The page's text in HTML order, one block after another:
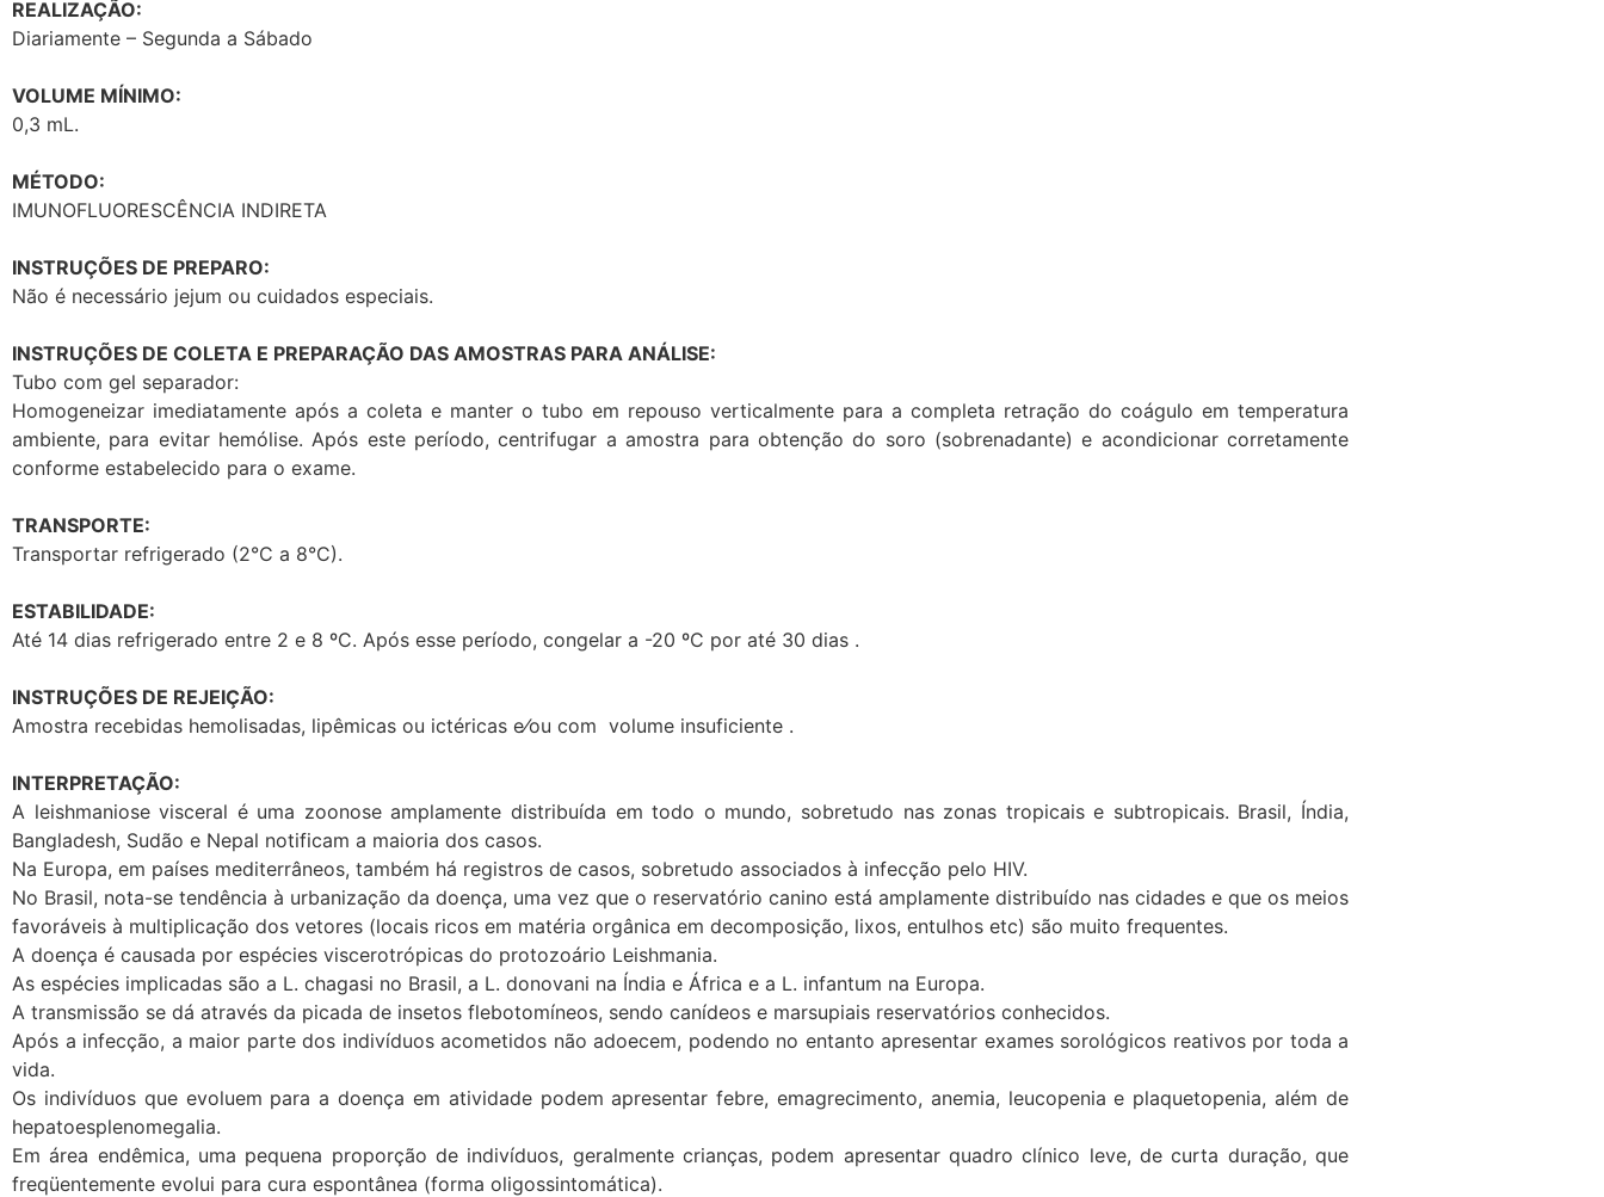
REALIZAÇÃO:
Diariamente – Segunda a Sábado
VOLUME MÍNIMO:
0,3 mL.
MÉTODO:
IMUNOFLUORESCÊNCIA INDIRETA
INSTRUÇÕES DE PREPARO:
Não é necessário jejum ou cuidados especiais.
INSTRUÇÕES DE COLETA E PREPARAÇÃO DAS AMOSTRAS PARA ANÁLISE:
Tubo com gel separador:
Homogeneizar imediatamente após a coleta e manter o tubo em repouso verticalmente para a completa retração do coágulo em temperatura
ambiente, para evitar hemólise. Após este período, centrifugar a amostra para obtenção do soro (sobrenadante) e acondicionar corretamente
conforme estabelecido para o exame.
TRANSPORTE:
Transportar refrigerado (2°C a 8°C).
ESTABILIDADE:
Até 14 dias refrigerado entre 2 e 8 ºC. Após esse período, congelar a -20 ºC por até 30 dias .
INSTRUÇÕES DE REJEIÇÃO:
Amostra recebidas hemolisadas, lipêmicas ou ictéricas e⁄ou com volume insuficiente .
INTERPRETAÇÃO:
A leishmaniose visceral é uma zoonose amplamente distribuída em todo o mundo, sobretudo nas zonas tropicais e subtropicais. Brasil, Índia,
Bangladesh, Sudão e Nepal notificam a maioria dos casos.
Na Europa, em países mediterrâneos, também há registros de casos, sobretudo associados à infecção pelo HIV.
No Brasil, nota-se tendência à urbanização da doença, uma vez que o reservatório canino está amplamente distribuído nas cidades e que os meios
favoráveis à multiplicação dos vetores (locais ricos em matéria orgânica em decomposição, lixos, entulhos etc) são muito frequentes.
A doença é causada por espécies viscerotrópicas do protozoário Leishmania.
As espécies implicadas são a L. chagasi no Brasil, a L. donovani na Índia e África e a L. infantum na Europa.
A transmissão se dá através da picada de insetos flebotomíneos, sendo canídeos e marsupiais reservatórios conhecidos.
Após a infecção, a maior parte dos indivíduos acometidos não adoecem, podendo no entanto apresentar exames sorológicos reativos por toda a
vida.
Os indivíduos que evoluem para a doença em atividade podem apresentar febre, emagrecimento, anemia, leucopenia e plaquetopenia, além de
hepatoesplenomegalia.
Em área endêmica, uma pequena proporção de indivíduos, geralmente crianças, podem apresentar quadro clínico leve, de curta duração, que
freqüentemente evolui para cura espontânea (forma oligossintomática).